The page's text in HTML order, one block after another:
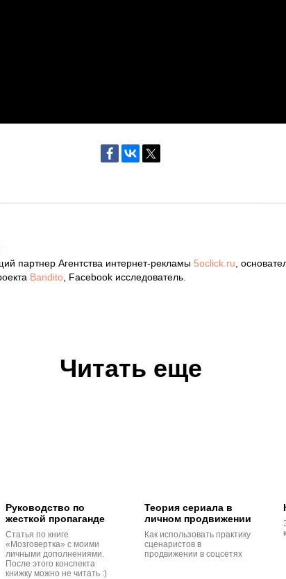
партнер Агентства интернет-рекламы 5oclick.ru ,
Bandito , Facebook исследователь.
Читать еще
Руководство по
жесткой пропаганде
Статья по книге
«Мозговертка» с моими
личными дополнениями.
После этого конспекта
книжку можно не читать :)
Теория сериала в
личном продвижении
Как использовать практику
сценаристов в
продвижении в соцсетях